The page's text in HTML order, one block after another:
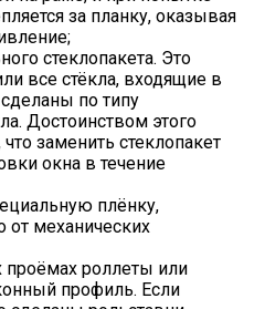
за планку, оказывая
стеклопакета. Это
все стёкла, входящие в
сделаны по типу
Достоинством этого
что заменить стеклопакет
окна в течение
плёнку,
механических
проёмах роллеты или
профиль. Если